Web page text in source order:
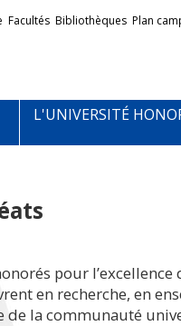
Facultés Bibliothèques Plan
L'UNIVERSITÉ
pour
en recherche, en
de la communauté